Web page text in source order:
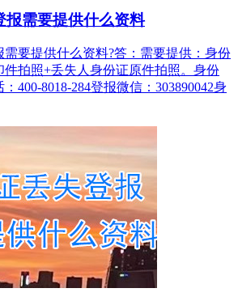
报需要提供什么资料
需要提供什么资料?答：需要提供：身份
件拍照+丢失人身份证原件拍照。身份
400-8018-284登报微信：303890042身